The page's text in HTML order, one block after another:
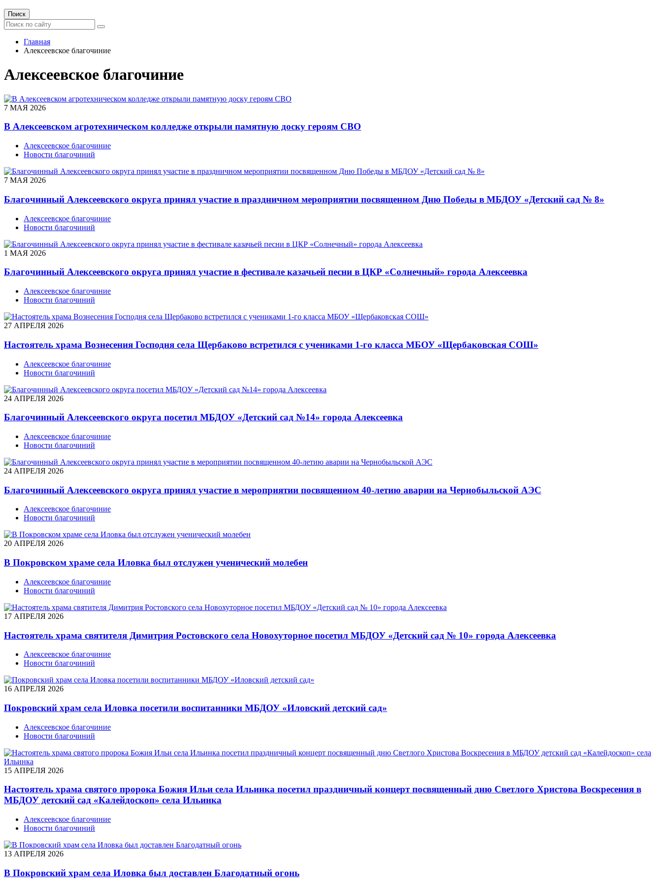
Поиск
Главная
Алексеевское благочиние
Алексеевское благочиние
7 МАЯ 2026
В Алексеевском агротехническом колледже открыли памятную доску героям СВО
Алексеевское благочиние
Новости благочиний
7 МАЯ 2026
Благочинный Алексеевского округа принял участие в праздничном мероприятии посвященном Дню Победы в МБДОУ «Детский сад № 8»
Алексеевское благочиние
Новости благочиний
1 МАЯ 2026
Благочинный Алексеевского округа принял участие в фестивале казачьей песни в ЦКР «Солнечный» города Алексеевка
Алексеевское благочиние
Новости благочиний
27 АПРЕЛЯ 2026
Настоятель храма Вознесения Господня села Щербаково встретился с учениками 1-го класса МБОУ «Щербаковская СОШ»
Алексеевское благочиние
Новости благочиний
24 АПРЕЛЯ 2026
Благочинный Алексеевского округа посетил МБДОУ «Детский сад №14» города Алексеевка
Алексеевское благочиние
Новости благочиний
24 АПРЕЛЯ 2026
Благочинный Алексеевского округа принял участие в мероприятии посвященном 40-летию аварии на Чернобыльской АЭС
Алексеевское благочиние
Новости благочиний
20 АПРЕЛЯ 2026
В Покровском храме села Иловка был отслужен ученический молебен
Алексеевское благочиние
Новости благочиний
17 АПРЕЛЯ 2026
Настоятель храма святителя Димитрия Ростовского села Новохуторное посетил МБДОУ «Детский сад № 10» города Алексеевка
Алексеевское благочиние
Новости благочиний
16 АПРЕЛЯ 2026
Покровский храм села Иловка посетили воспитанники МБДОУ «Иловский детский сад»
Алексеевское благочиние
Новости благочиний
15 АПРЕЛЯ 2026
Настоятель храма святого пророка Божия Ильи села Ильинка посетил праздничный концерт посвященный дню Светлого Христова Воскресения в
МБДОУ детский сад «Калейдоскоп» села Ильинка
Алексеевское благочиние
Новости благочиний
13 АПРЕЛЯ 2026
В Покровский храм села Иловка был доставлен Благодатный огонь